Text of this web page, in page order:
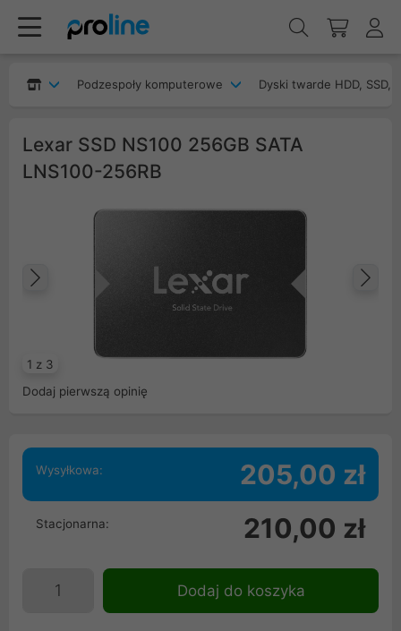
Podzespoły komputerowe Dyski twarde HDD, SSD,
Lexar SSD NS100 256GB SATA
LNS100-256RB
1 z 3
Poprzedni
Dodaj pierwszą opinię
Wysyłkowa: 205,00 zł
Stacjonarna: 210,00 zł
Dodaj do koszyka